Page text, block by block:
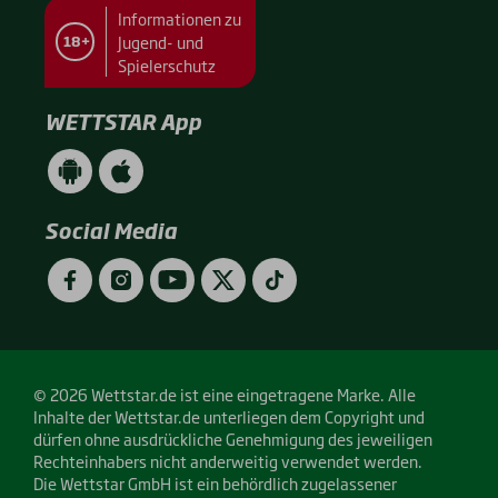
18+
Informationen zu
Jugend- und
Spielerschutz
WETTSTAR App
WETTSTAR
App
(Android
/
Google
Play)
WETTSTAR
App
(Apple
/
App
Store)
Social Media
FacebookInstagramYouTubeTwitterTikTok
© 2026 Wettstar.de ist eine eingetragene Marke. Alle
Inhalte der Wettstar.de unterliegen dem Copyright und
dürfen ohne ausdrückliche Genehmigung des jeweiligen
Rechteinhabers nicht anderweitig verwendet werden.
Die Wettstar GmbH ist ein behördlich zugelassener